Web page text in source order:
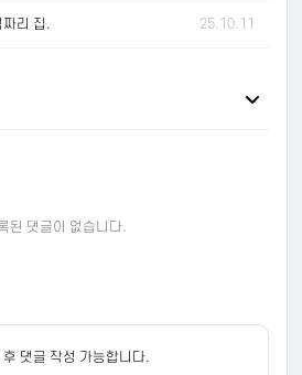
리 집. 25.10.11
된 댓글이 없습니다.
후 댓글 작성 가능합니다.